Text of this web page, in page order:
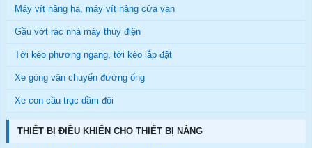
Máy vít nâng hạ, máy vít nâng cửa van
Gầu vớt rác nhà máy thủy điện
Tời kéo phương ngang, tời kéo lắp đặt
Xe gòng vận chuyển đường ống
Xe con cầu trục dầm đôi
THIẾT BỊ ĐIỀU KHIỂN CHO THIẾT BỊ NÂNG